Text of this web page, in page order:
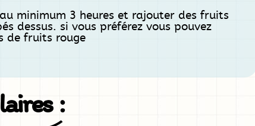
minimum 3 heures et rajouter des fruits
dessus. si vous préférez vous pouvez
de fruits rouge
: